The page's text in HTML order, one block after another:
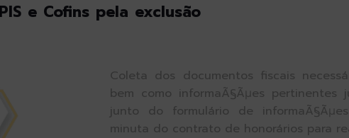
e Cofins pela exclusão
Coleta dos documentos fiscais
bem como informaÃ§Ãµes pertinentes
junto do formulário de
minuta do contrato de honorários para